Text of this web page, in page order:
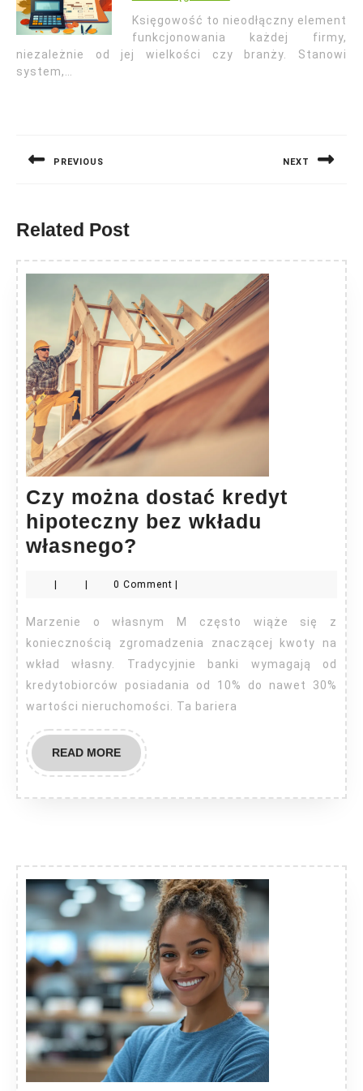
Księgowość to nieodłączny element
funkcjonowania każdej firmy,
niezależnie od jej wielkości czy branży. Stanowi
system,…
PREVIOUS NEXT
Related Post
Czy można dostać kredyt
hipoteczny bez wkładu
własnego?
dostać
kredyt
hipoteczny
bez
wkładu
własnego?
0 Comment
Marzenie o własnym M często wiąże się z
koniecznością zgromadzenia znaczącej kwoty na
wkład własny. Tradycyjnie banki wymagają od
kredytobiorców posiadania od 10% do nawet 30%
wartości nieruchomości. Ta bariera
READ MOREREAD
MORE